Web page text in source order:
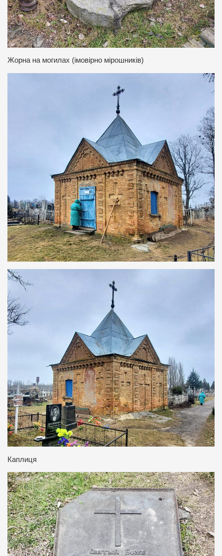
Жорна на могилах (імовірно мірошників)
Каплиця